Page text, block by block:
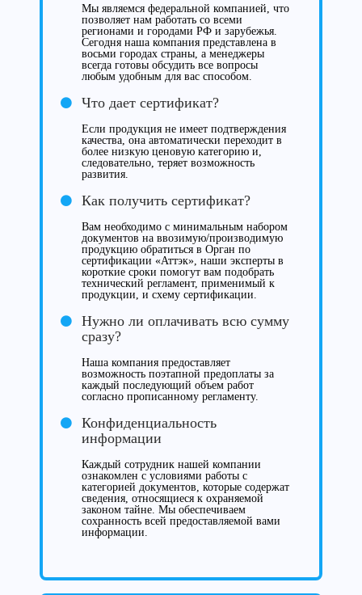
Мы являемся федеральной компанией, что
позволяет нам работать со всеми
регионами и городами РФ и зарубежья.
Сегодня наша компания представлена в
восьми городах страны, а менеджеры
всегда готовы обсудить все вопросы
любым удобным для вас способом.
Что дает сертификат?
Если продукция не имеет подтверждения
качества, она автоматически переходит в
более низкую ценовую категорию и,
следовательно, теряет возможность
развития.
Как получить сертификат?
Вам необходимо с минимальным набором
документов на ввозимую/производимую
продукцию обратиться в Орган по
сертификации «Аттэк», наши эксперты в
короткие сроки помогут вам подобрать
технический регламент, применимый к
продукции, и схему сертификации.
Нужно ли оплачивать всю сумму
сразу?
Наша компания предоставляет
возможность поэтапной предоплаты за
каждый последующий объем работ
согласно прописанному регламенту.
Конфиденциальность
информации
Каждый сотрудник нашей компании
ознакомлен с условиями работы с
категорией документов, которые содержат
сведения, относящиеся к охраняемой
законом тайне. Мы обеспечиваем
сохранность всей предоставляемой вами
информации.